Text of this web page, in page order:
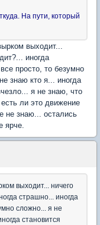
На пути, который
выходит...
иногда
просто, то безумно
знаю кто я... иногда
я не знаю, что
ли это движение
не знаю... остались
ярче.
выходит... ничего
страшно... иногда
сложно... я не
становится